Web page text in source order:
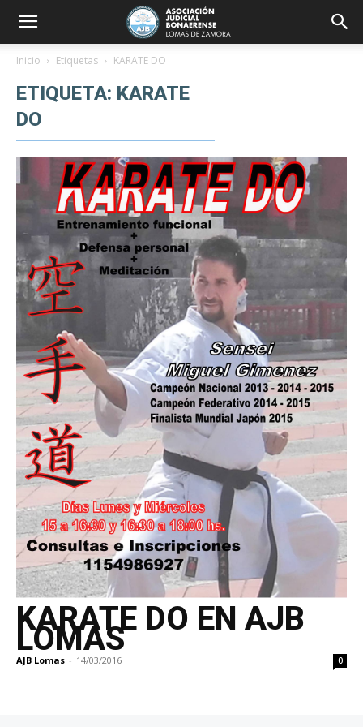
Inicio Etiquetas KARATE DO
ETIQUETA: KARATE
DO
KARATE DO EN AJB
LOMAS
AJB Lomas - 14/03/2016 0